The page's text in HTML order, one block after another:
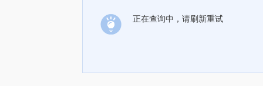
正在查询中，请刷新重试